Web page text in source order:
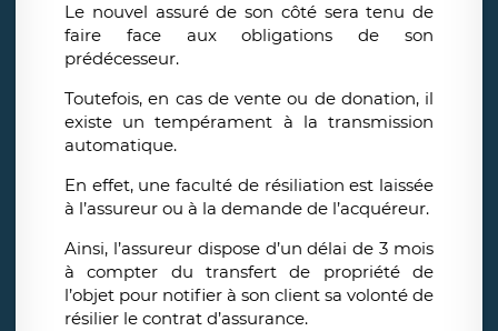
Le nouvel assuré de son côté sera tenu de
faire face aux obligations de son
prédécesseur.
Toutefois, en cas de vente ou de donation, il
existe un tempérament à la transmission
automatique.
En effet, une faculté de résiliation est laissée
à l’assureur ou à la demande de l’acquéreur.
Ainsi, l’assureur dispose d’un délai de 3 mois
à compter du transfert de propriété de
l’objet pour notifier à son client sa volonté de
résilier le contrat d’assurance.